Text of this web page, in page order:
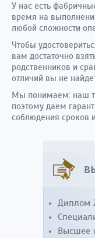
У нас есть
время на
любой сложности
Чтобы
вам достаточно
родственников и
отличий вы не
Мы понимаем: наш
поэтому даем
соблюдения сроков
Диплом
Высшее